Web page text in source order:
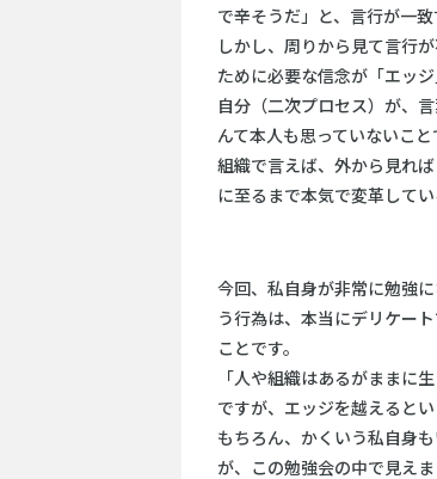
で辛そうだ」と、言行が一致
しかし、周りから見て言行
ために必要な信念が「エッ
自分（二次プロセス）が、
んて本人も思っていないこと
組織で言えば、外から見れ
に至るまで本気で変革して
今回、私自身が非常に勉強
う行為は、本当にデリケー
ことです。
「人や組織はあるがままに
ですが、エッジを越えると
もちろん、かくいう私自身
が、この勉強会の中で見えま